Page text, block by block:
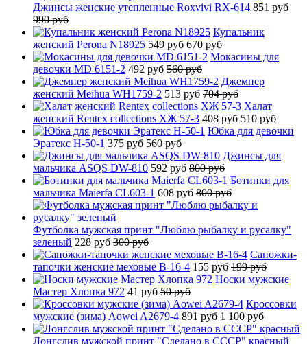
Джинсы женские утепленные Roxvivi RX-614 851 руб
990 руб
Купальник
женский Perona N18925 549 руб 670 руб
Мокасины для
девочки MD 6151-2 492 руб 560 руб
Джемпер
женский Meihua WH1759-2 513 руб 704 руб
Халат
женский Rentex collections ХЖ 57-3 408 руб 510 руб
Юбка для девочки
Эратекс H-50-1 375 руб 560 руб
Джинсы для
мальчика ASQS DW-810 592 руб 800 руб
Ботинки для
мальчика Maierfa CL603-1 608 руб 800 руб
Футболка мужская принт "Люблю рыбалку и русалку"
зеленый 228 руб 300 руб
Сапожки-
тапочки женские меховые B-16-4 155 руб 199 руб
Носки мужские
Мастер Хлопка 972 41 руб 50 руб
Кроссовки
мужские (зима) Aowei A2679-4 891 руб 1 100 руб
Лонгслив мужской принт "Сделано в СССР" красный